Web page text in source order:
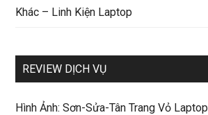
Khác – Linh Kiện Laptop
REVIEW DỊCH VỤ
Hình Ảnh: Sơn-Sửa-Tân Trang Vỏ Laptop